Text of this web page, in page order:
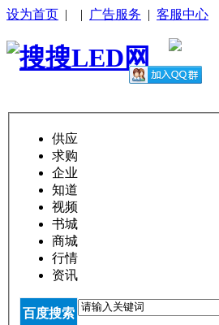
设为首页 | | 广告服务 | 客服中心
供应
求购
企业
知道
视频
书城
商城
行情
资讯
百度搜索